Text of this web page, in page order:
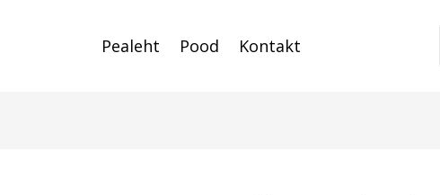
Pealeht Pood Kontakt